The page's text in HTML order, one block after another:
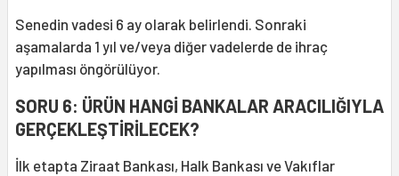
Senedin vadesi 6 ay olarak belirlendi. Sonraki
aşamalarda 1 yıl ve/veya diğer vadelerde de ihraç
yapılması öngörülüyor.
SORU 6: ÜRÜN HANGİ BANKALAR ARACILIĞIYLA
GERÇEKLEŞTİRİLECEK?
İlk etapta Ziraat Bankası, Halk Bankası ve Vakıflar